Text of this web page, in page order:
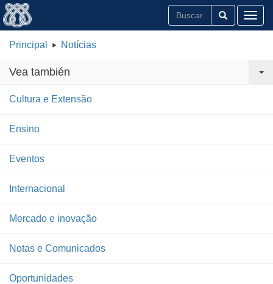
Principal Notícias
Vea también
Cultura e Extensão
Ensino
Eventos
Internacional
Mercado e inovação
Notas e Comunicados
Oportunidades